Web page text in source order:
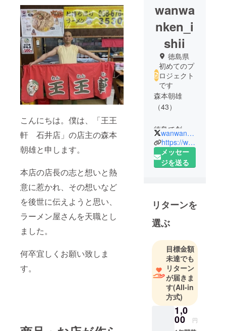
こんにちは。僕は、「王王
軒 石井店」の店主の森本
朝雄と申します。
本店の店長の志と想いと熱
意に惹かれ、その想いなど
を後世に伝えようと思い、
ラーメン屋さんを天職とし
ました。
何卒宜しくお願い致しま
す。
wanwa
nken_i
shii
徳島県
初めてのプ
ロジェクト
です
森本朝雄
（43）
徳島で創業
23年「王王
軒」唯一、
一人の弟子
「王王軒
石井店」を5
年前に創業
させていた
だきまし
た。
それまで
は、和食を
10年ほど、
ラーメン業
を10年ほど
wanwankenishii
https://wanwanken.com
メッセー
ジを送る
リターンを
選ぶ
目標金額
未達でも
リターン
が届きま
す(All-in
方式)
1,0
00 円